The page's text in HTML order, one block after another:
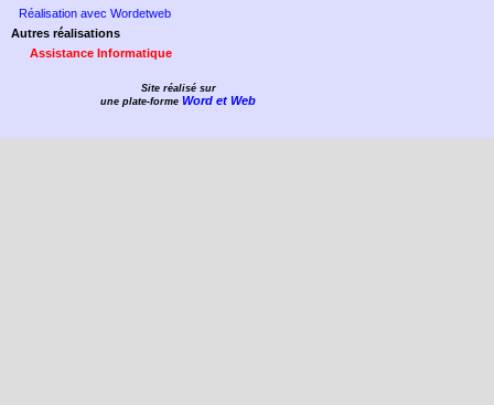
Réalisation avec Wordetweb
Autres réalisations
Assistance Informatique
Site réalisé sur
une plate-forme Word et Web